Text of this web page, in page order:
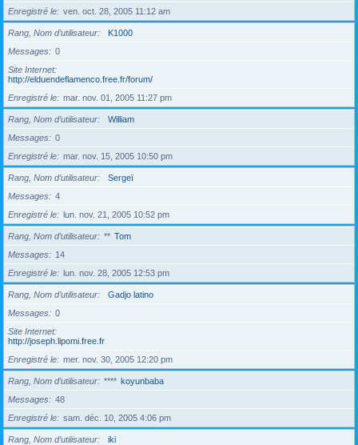
Enregistré le
ven. oct. 28, 2005 11:12 am
Rang, Nom d’utilisateur
K1000
Messages
0
Site Internet
http://elduendeflamenco.free.fr/forum/
Enregistré le
mar. nov. 01, 2005 11:27 pm
Rang, Nom d’utilisateur
William
Messages
0
Enregistré le
mar. nov. 15, 2005 10:50 pm
Rang, Nom d’utilisateur
Sergeï
Messages
4
Enregistré le
lun. nov. 21, 2005 10:52 pm
Rang, Nom d’utilisateur ** Tom
Messages
14
Enregistré le
lun. nov. 28, 2005 12:53 pm
Rang, Nom d’utilisateur
Gadjo latino
Messages
0
Site Internet
http://joseph.lipomi.free.fr
Enregistré le
mer. nov. 30, 2005 12:20 pm
Rang, Nom d’utilisateur **** koyunbaba
Messages
48
Enregistré le
sam. déc. 10, 2005 4:06 pm
Rang, Nom d’utilisateur
iki